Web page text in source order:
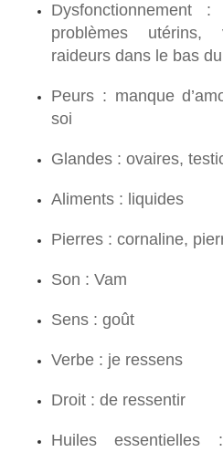
Dysfonctionnement :
problèmes
raideurs dans le bas
Peurs : manque
soi
Glandes : ovaires,
Aliments : liquides
Pierres : cornaline,
Son : Vam
Sens : goût
Verbe : je ressens
Droit : de ressentir
Huiles essentielles